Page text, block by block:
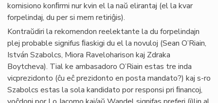
komisiono konﬁrmi nur kvin el la naŭ elirantaj (el la kvar
forpelindaj, du per si mem retiriĝis).
Kontraŭdiri la rekomendon reelektante la du forpelindajn
plej probable signifus ﬁaskigi du el la novuloj (Sean O’Riain,
István Szabolcs, Miora Raveloharison kaj Zdraka
Boytcheva). Tial ke ambasadoro O’Riain estas tre inda
vicprezidonto (ĉu eĉ prezidonto en posta mandato?) kaj s-ro
Szabolcs estas la sola kandidato por responsi pri ﬁnancoj,